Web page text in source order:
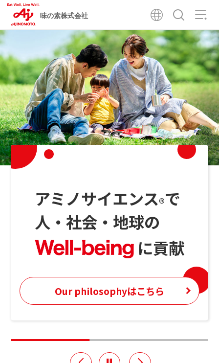
共通メニューに移動
ページ本文に移動
フッターに移動
味の素株式会社
ページ本文ここから
ブランドサイトはこちら
詳しくはこちら
「おいしく食べて健康づくり」。
それは、１００年以上前に、
うま味調味料『味の素®』を生み出した志。
今日も、人々の健康のために。
そしてこれからも人・社会・地球の
Well-beingのために。
味の素グループ企業情報はこちら
アミノサイエンス®で
人・社会・地球の
に貢献
Our philosophyはこちら
詳しくはこちら
ブランドサイトはこちら
詳しくはこちら
®
味の素グループ企業情報はこちら
アミノサイエンス®で
人・社会・地球の
に貢献
Our philosophyはこちら